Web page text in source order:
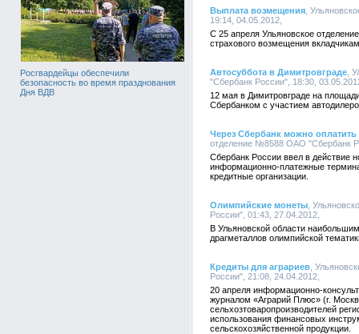
Росгвардейцы обеспечили
безопасность во время празднования
Дня ВДВ
Выплата возмещения ,
19:14, 04.05.2012,
С 25 апреля Ульяновское
страхового возмещения
Автосуббота в Димитровграде ,
"Сбербанк России", 18:30,
12 мая в Димитровграде на
Сбербанком с участием
Через Сбербанк можно
отделение №8588 ОАО "Сбербанк
Сбербанк России ввел в действие
информационно-платежные
кредитные организации.
Олимпийские монеты ,
России", 01:43, 27.04.2012,
В Ульяновской области
драгметаллов олимпийской
Кредиты для аграриев ,
России", 21:08, 24.04.2012,
20 апреля информационно-
журналом «Аграрий Плюс» (г.
сельхозтоваропроизводителей
использования финансовых
сельскохозяйственной продукции.